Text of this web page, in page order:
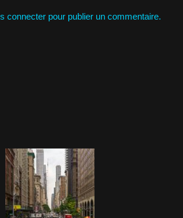
connecter pour publier un commentaire.